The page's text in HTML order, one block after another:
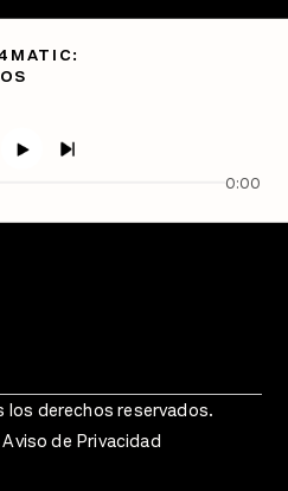
0:00
derechos reservados.
Aviso de Privacidad